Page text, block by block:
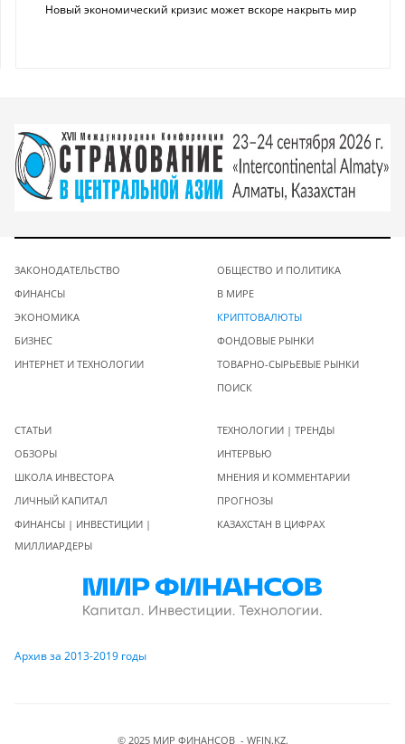
Новый экономический кризис может вскоре накрыть мир
ЗАКОНОДАТЕЛЬСТВО
ФИНАНСЫ
ЭКОНОМИКА
БИЗНЕС
ИНТЕРНЕТ И ТЕХНОЛОГИИ
ОБЩЕСТВО И ПОЛИТИКА
В МИРЕ
КРИПТОВАЛЮТЫ
ФОНДОВЫЕ РЫНКИ
ТОВАРНО-СЫРЬЕВЫЕ РЫНКИ
ПОИСК
СТАТЬИ
ОБЗОРЫ
ШКОЛА ИНВЕСТОРА
ЛИЧНЫЙ КАПИТАЛ
ФИНАНСЫ | ИНВЕСТИЦИИ |
МИЛЛИАРДЕРЫ
ТЕХНОЛОГИИ | ТРЕНДЫ
ИНТЕРВЬЮ
МНЕНИЯ И КОММЕНТАРИИ
ПРОГНОЗЫ
КАЗАХСТАН В ЦИФРАХ
Архив за 2013-2019 годы
© 2025 МИР ФИНАНСОВ - WFIN.KZ.